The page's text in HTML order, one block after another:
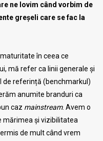
ne lovim când vorbim de
greșeli care se fac la
în ceea ce
mă refer ca linii generale și
de referință (benchmarkul)
anumite branduri ca
caz mainstream. Avem o
mărimea și vizibilitatea
de mult când vrem